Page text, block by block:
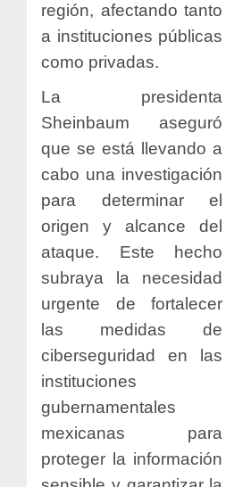
región, afectando tanto
a instituciones públicas
como privadas.
La presidenta
Sheinbaum aseguró
que se está llevando a
cabo una investigación
para determinar el
origen y alcance del
ataque. Este hecho
subraya la necesidad
urgente de fortalecer
las medidas de
ciberseguridad en las
instituciones
gubernamentales
mexicanas para
proteger la información